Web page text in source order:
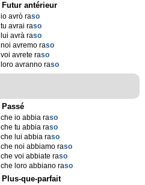
Futur antérieur
io avrò raso
tu avrai raso
lui avrà raso
noi avremo raso
voi avrete raso
loro avranno raso
Passé
che io abbia raso
che tu abbia raso
che lui abbia raso
che noi abbiamo raso
che voi abbiate raso
che loro abbiano raso
Plus-que-parfait